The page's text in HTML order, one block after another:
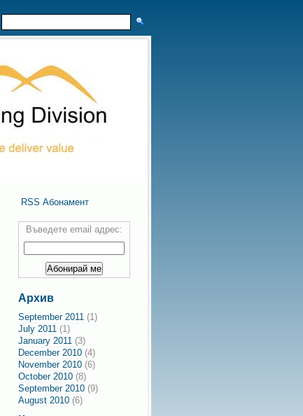
RSS Абонамент
Въведете email адрес:
Архив
September 2011 (1)
July 2011 (1)
January 2011 (3)
December 2010 (4)
November 2010 (6)
October 2010 (8)
September 2010 (9)
August 2010 (6)